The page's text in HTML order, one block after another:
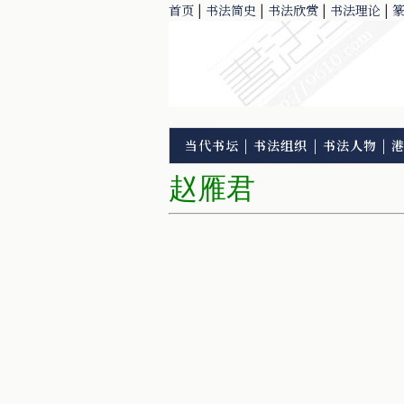
首页 | 书法简史 | 书法欣赏 | 书法理论 |
当代书坛 | 书法组织 | 书法人物 |
赵雁君